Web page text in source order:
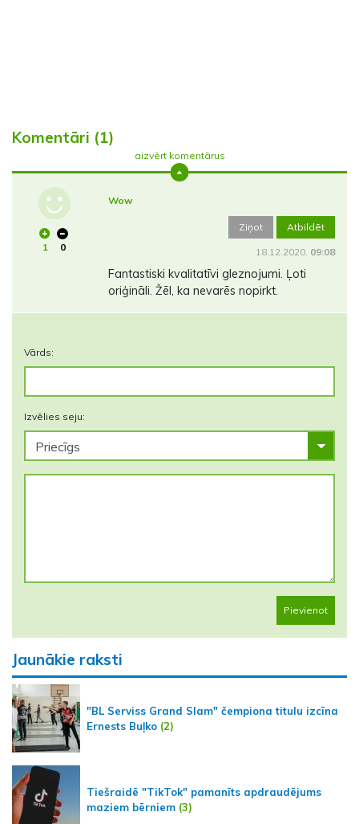
Komentāri (1)
aizvērt komentārus
1 0
Wow
Ziņot Atbildēt
18.12.2020. 09:08
Fantastiski kvalitatīvi gleznojumi. Ļoti
oriģināli. Žēl, ka nevarēs nopirkt.
Vārds:
Izvēlies seju:
Pievienot
Jaunākie raksti
"BL Serviss Grand Slam" čempiona titulu izcīna
Ernests Buļko (2)
Tiešraidē "TikTok" pamanīts apdraudējums
maziem bērniem (3)